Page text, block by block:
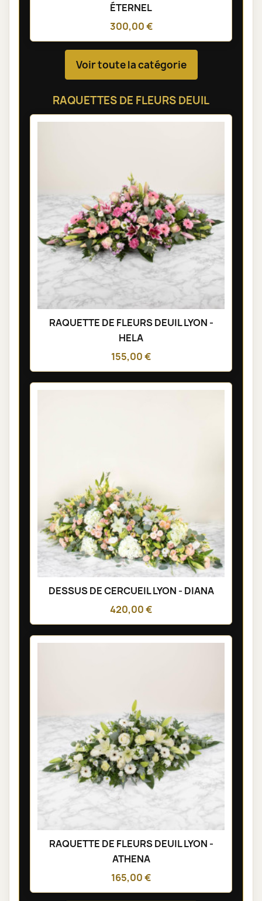
ÉTERNEL
300,00 €
Voir toute la catégorie
RAQUETTES DE FLEURS DEUIL
RAQUETTE DE FLEURS DEUIL LYON -
HELA
155,00 €
DESSUS DE CERCUEIL LYON - DIANA
420,00 €
RAQUETTE DE FLEURS DEUIL LYON -
ATHENA
165,00 €